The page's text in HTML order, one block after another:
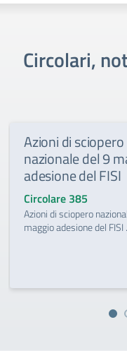
Circolari,
Azioni di sciopero
nazionale del 9
adesione del FISI
Circolare 385
Azioni di sciopero
maggio adesione del FISI